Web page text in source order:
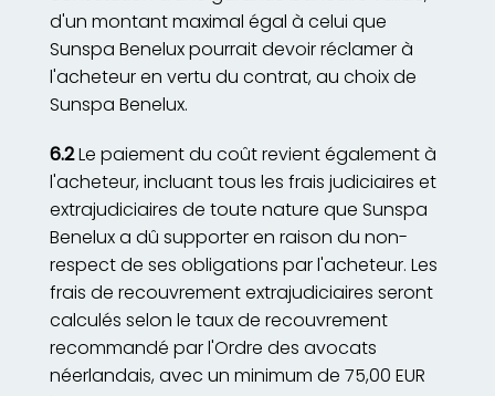
d'un montant maximal égal à celui que
Sunspa Benelux pourrait devoir réclamer à
l'acheteur en vertu du contrat, au choix de
Sunspa Benelux.
6.2Le paiement du coût revient également à
l'acheteur, incluant tous les frais judiciaires et
extrajudiciaires de toute nature que Sunspa
Benelux a dû supporter en raison du non-
respect de ses obligations par l'acheteur. Les
frais de recouvrement extrajudiciaires seront
calculés selon le taux de recouvrement
recommandé par l'Ordre des avocats
néerlandais, avec un minimum de 75,00 EUR